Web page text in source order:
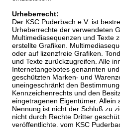
Urheberrecht:
Der KSC Puderbach e.V. ist
Urheberrechte der verwendeten
Multimediasequenzen und Texte
erstellte Grafiken.
oder auf lizenzfreie Grafiken.
und Texte zurückzugreifen. Alle
Internetangebotes genannten
geschützten Marken- und
uneingeschränkt den
Kennzeichenrechts und den
eingetragenen Eigentümer. Allein
Nennung ist nicht der Schluß zu
nicht durch Rechte Dritter
veröffentlichte. vom KSC